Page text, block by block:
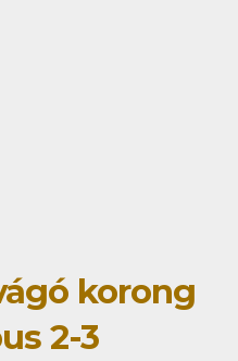
korong
2-3